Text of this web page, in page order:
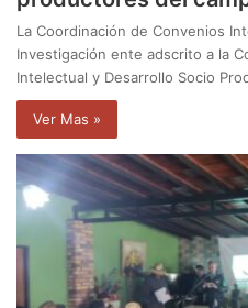
La Coordinación de Convenios
Investigación ente adscrito a la
Intelectual y Desarrollo Socio
Ver Mas »